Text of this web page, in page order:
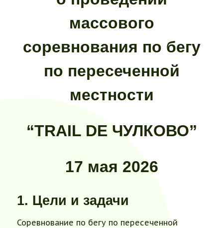
массового
соревнования по бегу
по пересеченной
местности
“TRAIL DE ЧУЛКОВО”
17 мая 2026
1. Цели и задачи
Соревнование по бегу по пересеченной